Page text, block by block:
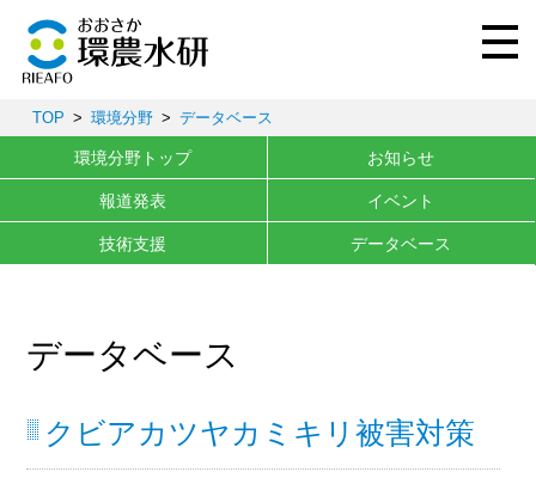
TOP 環境分野 データベース
環境分野トップ お知らせ
報道発表 イベント
技術支援 データベース
データベース
クビアカツヤカミキリ被害対策